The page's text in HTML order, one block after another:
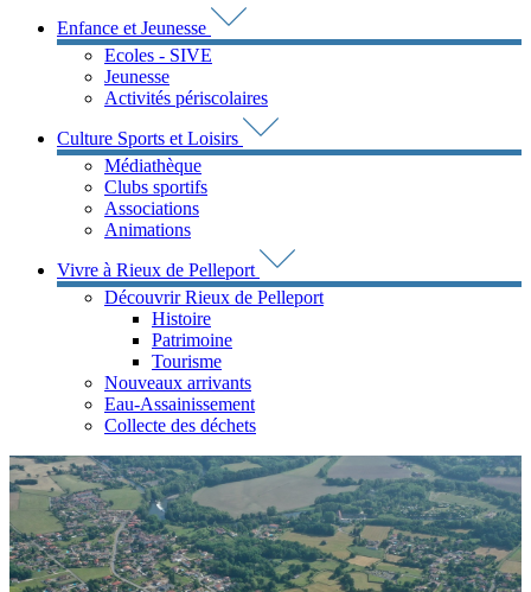
Enfance et Jeunesse
Ecoles - SIVE
Jeunesse
Activités périscolaires
Culture Sports et Loisirs
Médiathèque
Clubs sportifs
Associations
Animations
Vivre à Rieux de Pelleport
Découvrir Rieux de Pelleport
Histoire
Patrimoine
Tourisme
Nouveaux arrivants
Eau-Assainissement
Collecte des déchets